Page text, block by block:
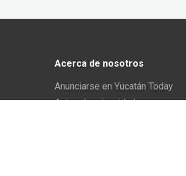
Acerca de nosotros
Anunciarse en Yucatán Today
Aviso de privacidad